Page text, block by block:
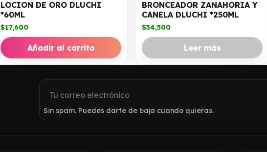
LOCION DE ORO DLUCHI
*60ML
$17,600
Añadir al carrito
BRONCEADOR ZANAHORIA Y
CANELA DLUCHI *250ML
$34,500
Leer más
Sin spam. Puedes darte de baja cuando quieras.